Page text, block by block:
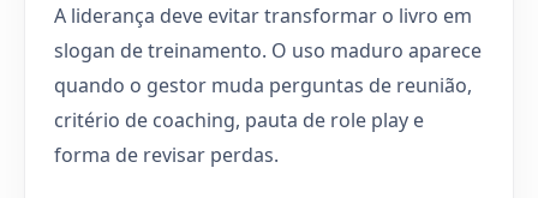
A liderança deve evitar transformar o livro em
slogan de treinamento. O uso maduro aparece
quando o gestor muda perguntas de reunião,
critério de coaching, pauta de role play e
forma de revisar perdas.